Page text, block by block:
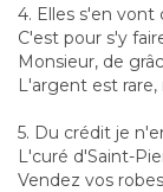
4. Elles s'en vont
C'est pour s'y
Monsieur, de
L'argent est
5. Du crédit je
L'curé d'Saint-
Vendez vos